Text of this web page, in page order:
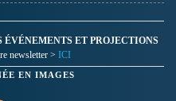
ÉVÉNEMENTS ET PROJECTIONS
newsletter > ICI
EN IMAGES